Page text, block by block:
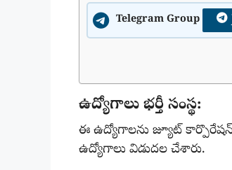
Telegram Group
ఉద్యోగాలు భర్తీ సంస్థ:
ఈ ఉద్యోగాలను జ్యూట్ కార్పొరేషన్
ఉద్యోగాలు విడుదల చేశారు.